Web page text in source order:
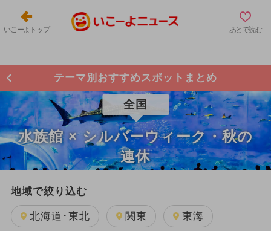
いこーよトップ あとで読む
テーマ別おすすめスポットまとめ
全国
水族館 × シルバーウィーク・秋の
連休
地域で絞り込む
北海道･東北 関東 東海